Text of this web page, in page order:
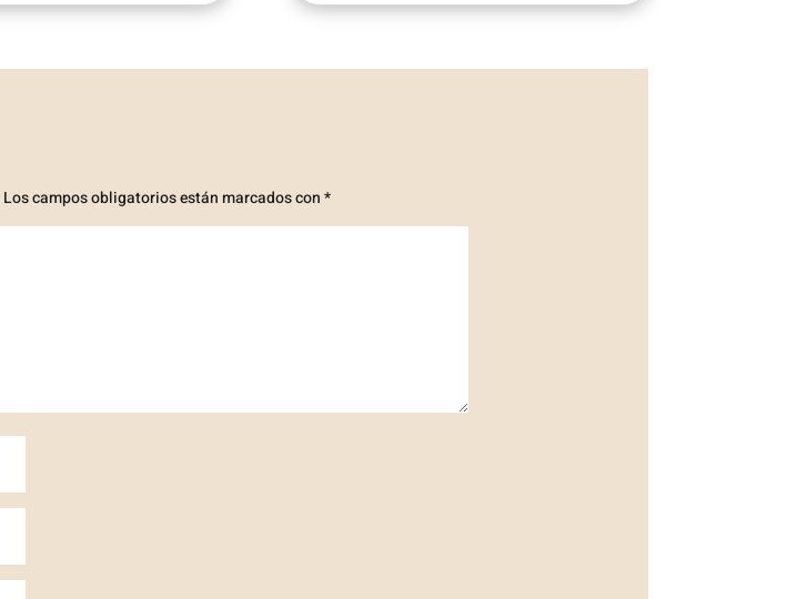
Los campos obligatorios están marcados con*